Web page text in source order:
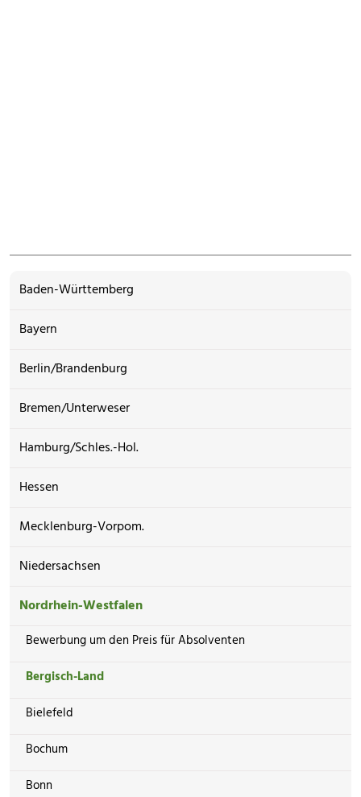
Baden-Württemberg
Bayern
Berlin/Brandenburg
Bremen/Unterweser
Hamburg/Schles.-Hol.
Hessen
Mecklenburg-Vorpom.
Niedersachsen
Nordrhein-Westfalen
Bewerbung um den Preis für Absolventen
Bergisch-Land
Bielefeld
Bochum
Bonn